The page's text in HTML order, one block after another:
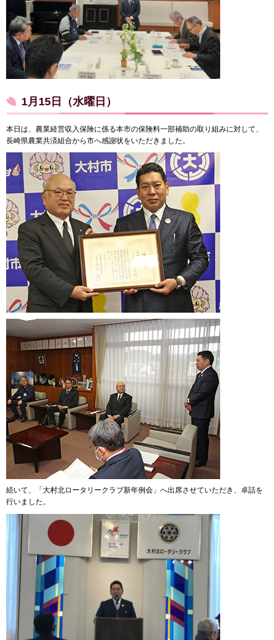
1月15日（水曜日）
本日は、農業経営収入保険に係る本市の保険料一部補助の取り組みに対して、
長崎県農業共済組合から市へ感謝状をいただきました。
続いて、「大村北ロータリークラブ新年例会」へ出席させていただき、卓話を
行いました。